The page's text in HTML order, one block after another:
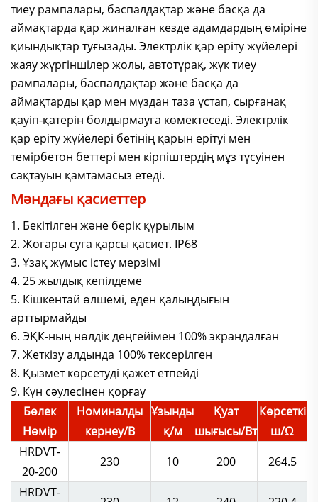
тиеу рампалары, баспалдақтар және басқа да
аймақтарда қар жиналған кезде адамдардың өміріне
қиындықтар туғызады. Электрлік қар еріту жүйелері
жаяу жүргіншілер жолы, автотұрақ, жүк тиеу
рампалары, баспалдақтар және басқа да
аймақтарды қар мен мұздан таза ұстап, сырғанақ
қауіп-қатерін болдырмауға көмектеседі. Электрлік
қар еріту жүйелері бетінің қарын ерітуі мен
темірбетон беттері мен кірпіштердің мұз түсуінен
сақтауын қамтамасыз етеді.
Мәндағы қасиеттер
1. Бекітілген және берік құрылым
2. Жоғары суға қарсы қасиет. IP68
3. Ұзақ жұмыс істеу мерзімі
4. 25 жылдық кепілдеме
5. Кішкентай өлшемі, еден қалыңдығын
арттырмайды
6. ЭҚК-ның нөлдік деңгейімен 100% экрандалған
7. Жеткізу алдында 100% тексерілген
8. Қызмет көрсетуді қажет етпейді
9. Күн сәулесінен қорғау
Бөлек
Нөмір
Номиналды
кернеу/В
Ұзынды
қ/м
Қуат
шығысы/Вт
Көрсеткі
ш/Ω
HRDVT-
20-200
230 10 200
264.5
HRDVT-